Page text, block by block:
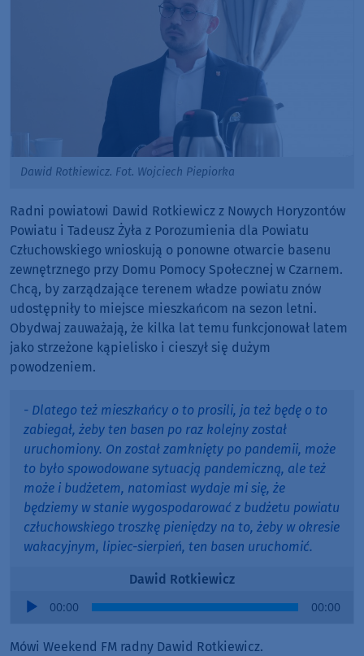
Dawid Rotkiewicz. Fot. Wojciech Piepiorka
Radni powiatowi Dawid Rotkiewicz z Nowych Horyzontów
Powiatu i Tadeusz Żyła z Porozumienia dla Powiatu
Człuchowskiego wnioskują o ponowne otwarcie basenu
zewnętrznego przy Domu Pomocy Społecznej w Czarnem.
Chcą, by zarządzające terenem władze powiatu znów
udostępniły to miejsce mieszkańcom na sezon letni.
Obydwaj zauważają, że kilka lat temu funkcjonował latem
jako strzeżone kąpielisko i cieszył się dużym
powodzeniem.
- Dlatego też mieszkańcy o to prosili, ja też będę o to
zabiegał, żeby ten basen po raz kolejny został
uruchomiony. On został zamknięty po pandemii, może
to było spowodowane sytuacją pandemiczną, ale też
może i budżetem, natomiast wydaje mi się, że
będziemy w stanie wygospodarować z budżetu powiatu
człuchowskiego troszkę pieniędzy na to, żeby w okresie
wakacyjnym, lipiec-sierpień, ten basen uruchomić.
Dawid Rotkiewicz
Audio
00:00 00:00
Mówi Weekend FM radny Dawid Rotkiewicz.